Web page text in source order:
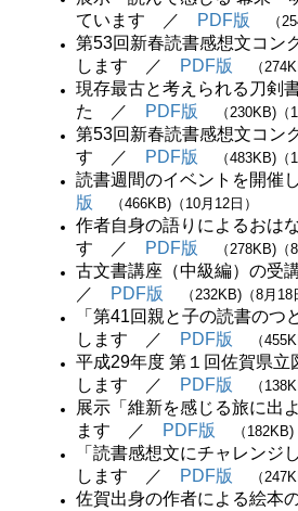
ています ／
PDF版 （
第53回新春読書感想文コン
します ／
PDF版 （
現存最古と考えられる刀剣
た ／
PDF版 （230KB)（
第53回新春読書感想文コン
す ／
PDF版 （483KB)（
読書週間のイベントを開
版
（466KB)（10月12日）
作者自身の語りによるおは
す ／
PDF版 （278KB)（
古文書講座（中級編）の受
／
PDF版 （232KB)（8月18
「第41回親と子の読書のつ
します ／
PDF版 （
平成29年度 第１回佐賀県立
します ／
PDF版 （
展示「維新を感じる旅に出
ます ／
PDF版 （
「読書感想文にチャレンジ
します ／
PDF版 （
佐賀出身の作者による絵本